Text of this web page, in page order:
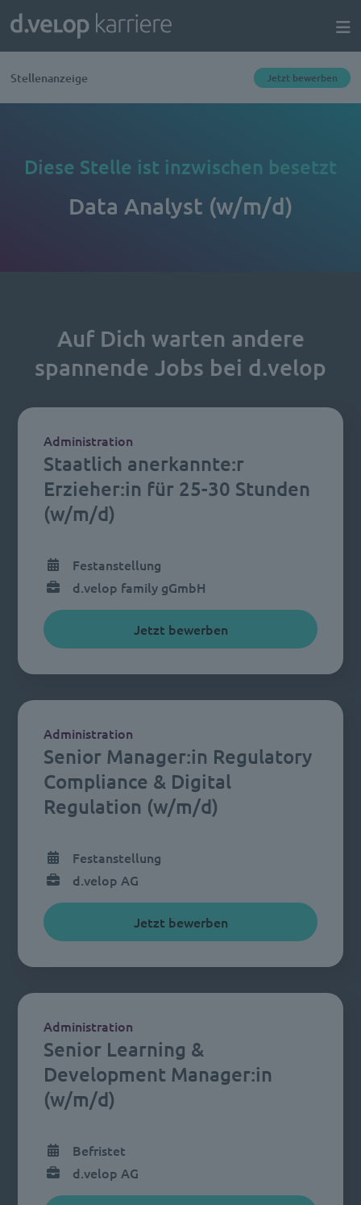
Stellenanzeige Jetzt bewerben
Diese Stelle ist inzwischen besetzt
Data Analyst (w/m/d)
Auf Dich warten andere
spannende Jobs bei d.velop
Staatlich anerkannte:r
Erzieher:in für 25-30 Stunden
(w/m/d)
Administration
Festanstellung
d.velop family gGmbH
Jetzt bewerben
Senior Manager:in Regulatory
Compliance & Digital
Regulation (w/m/d)
Administration
Festanstellung
d.velop AG
Jetzt bewerben
Senior Learning &
Development Manager:in
(w/m/d)
Administration
Befristet
d.velop AG